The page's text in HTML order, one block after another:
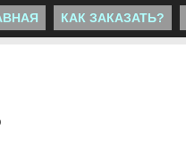
КАК ЗАКАЗАТЬ?